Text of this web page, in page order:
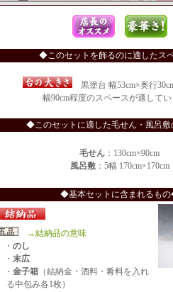
◆このセットを飾るのに適したス
黒塗台 幅53cm×奥行
幅90cm程度のスペースが適して
◆このセットに適した毛せん・風呂
毛せん ：130cm×90cm
風呂敷：5幅 170cm×170cm
◆基本セットに含まれるも
→結納品の意味
・ のし
・ 末広
・ 金子箱 （結納金・酒料・肴料を入れ
る中包み各1枚）